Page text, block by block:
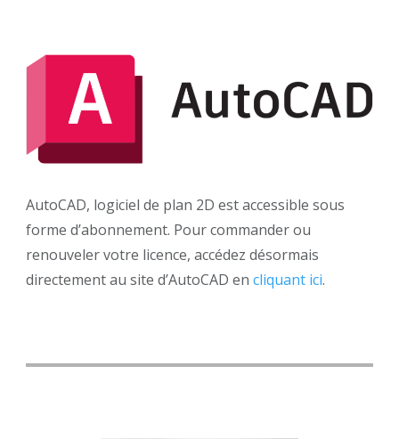
AutoCAD, logiciel de plan 2D est accessible sous
forme d’abonnement. Pour commander ou
renouveler votre licence, accédez désormais
directement au site d’AutoCAD en cliquant ici.